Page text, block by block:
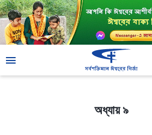
অধ্যায় ৯